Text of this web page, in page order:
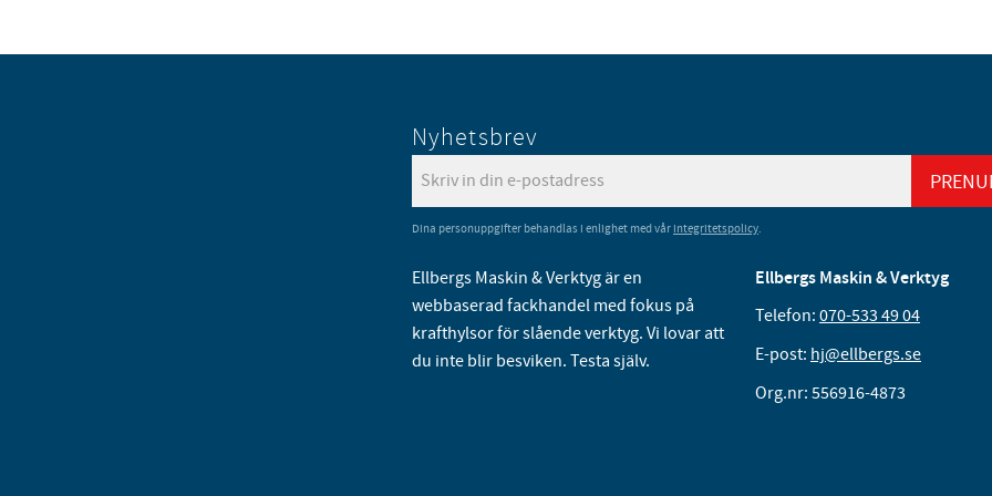
Nyhetsbrev
Dina personuppgifter behandlas i enlighet med vår integritetspolicy.
Ellbergs Maskin & Verktyg är en
webbaserad fackhandel med fokus på
krafthylsor för slående verktyg. Vi lovar att
du inte blir besviken. Testa själv.
Ellbergs Maskin & Verktyg
Telefon: 070-533 49 04
E-post: hj@ellbergs.se
Org.nr: 556916-4873